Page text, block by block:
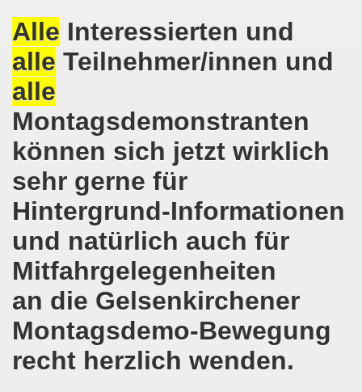
Alle Interessierten und
alle Teilnehmer/innen und
alle
Montagsdemonstranten
können sich jetzt wirklich
sehr gerne für
Hintergrund-Informationen
und natürlich auch für
Mitfahrgelegenheiten
an die Gelsenkirchener
Montagsdemo-Bewegung
recht herzlich wenden.
am 18.06.2018 als Warm-Up für die NRW-
ergreift Initiative zur Protestdemonstration am
am 28.05.2018 und am 04.06.2018 jeweils
Gelsenkirchen am 28.05.2018
Gelsenkirchener Montagsdemo-Bewegung am
Bewegung am 07.05.2018 bestärkt Widerstand gegen
am 16.04.2018 und am 23.04.2018 mit
Bewegung im Zeichen des antifaschistischen Protestes
in der Gelsenkirchener Innenstadt am 07.04.2018
gegen die Aufmärsche der Partei "Die Rechte" stehen
Gelsenkirchen beim Delegierten-Treffen der